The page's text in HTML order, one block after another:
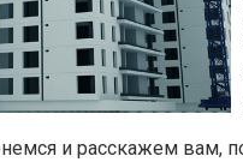
и расскажем вам,